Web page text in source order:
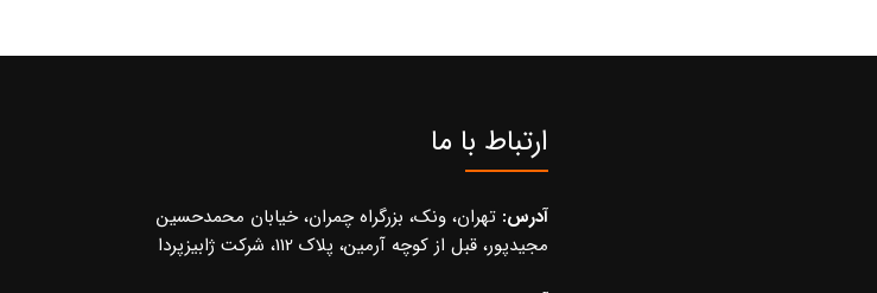
ارتباط با ما
آدرس: تهران، ونک، بزرگراه چمران، خیابان محمدحسین
مجیدپور، قبل از کوچه آرمین، پلاک 112، شرکت ژابیزپردا